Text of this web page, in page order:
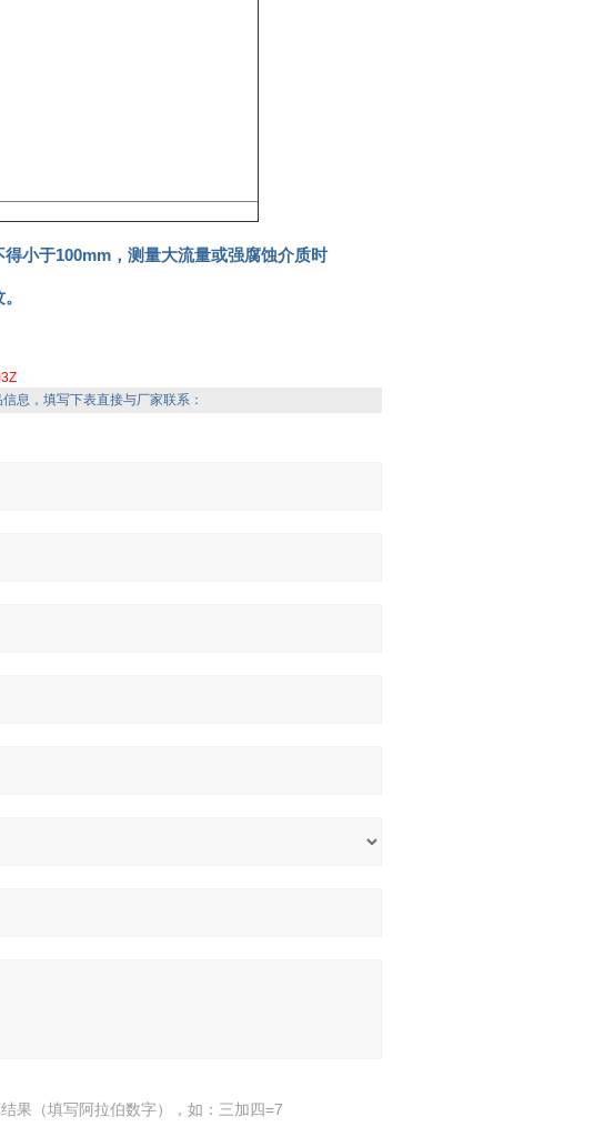
小于100mm，测量大流量或强腐蚀介质时
息，填写下表直接与厂家联系：
果（填写阿拉伯数字），如：三加四=7